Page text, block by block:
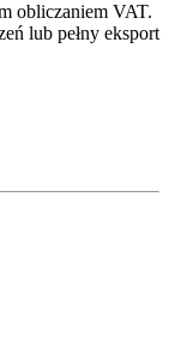
obliczaniem VAT.
lub pełny eksport